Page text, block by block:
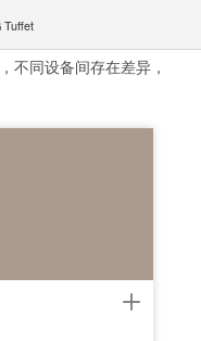
Tuffet
不同设备间存在差异，